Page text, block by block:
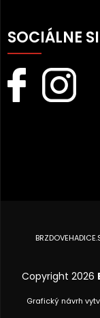
SOCIÁLNE
Copyright 2026
Grafický návrh